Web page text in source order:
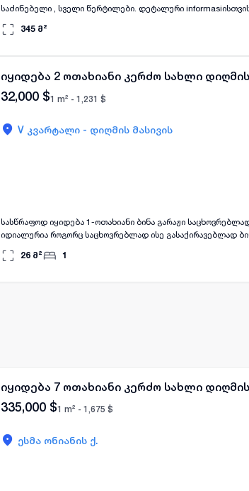
საძინებელი , სველი წერტილები. დეტალური
345 მ²
იყიდება 2 ოთახიანი კერძო სახლი დიღმის
32,000 $1 m² - 1,231 $
V კვარტალი - დიღმის მასივის
სასწრაფოდ იყიდება 1-ოთახიანი ბინა გარაჟი საცხოვრებლად გადაკეთებული საჯარო
იდიალურია როგორც საცხოვრებლად ისე გასაქირავებლად
26 მ² 1
იყიდება 7 ოთახიანი კერძო სახლი დიღმის
335,000 $1 m² - 1,675 $
ესმა ონიანის ქ.